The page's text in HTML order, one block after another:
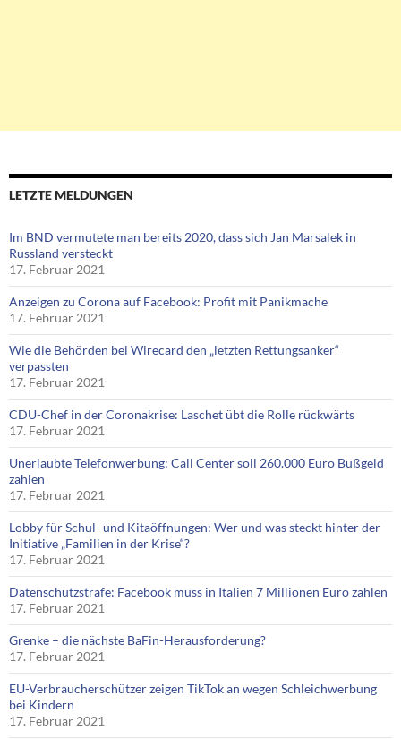
LETZTE MELDUNGEN
Im BND vermutete man bereits 2020, dass sich Jan Marsalek in
Russland versteckt
17. Februar 2021
Anzeigen zu Corona auf Facebook: Profit mit Panikmache
17. Februar 2021
Wie die Behörden bei Wirecard den „letzten Rettungsanker“
verpassten
17. Februar 2021
CDU-Chef in der Coronakrise: Laschet übt die Rolle rückwärts
17. Februar 2021
Unerlaubte Telefonwerbung: Call Center soll 260.000 Euro Bußgeld
zahlen
17. Februar 2021
Lobby für Schul- und Kitaöffnungen: Wer und was steckt hinter der
Initiative „Familien in der Krise“?
17. Februar 2021
Datenschutzstrafe: Facebook muss in Italien 7 Millionen Euro zahlen
17. Februar 2021
Grenke – die nächste BaFin-Herausforderung?
17. Februar 2021
EU-Verbraucherschützer zeigen TikTok an wegen Schleichwerbung
bei Kindern
17. Februar 2021